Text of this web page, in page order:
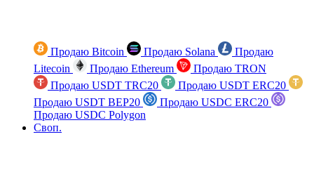
Продаю Bitcoin Продаю Solana
Продаю
Litecoin
Продаю Ethereum
Продаю TRON
Продаю USDT TRC20
Продаю USDT ERC20
Продаю USDT BEP20
Продаю USDC ERC20
Продаю USDC Polygon
Своп.